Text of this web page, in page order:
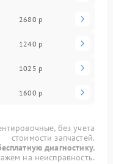
2680 р
1240 р
1025 р
1600 р
без учета
стоимости запчастей.
диагностику.
на неисправность.